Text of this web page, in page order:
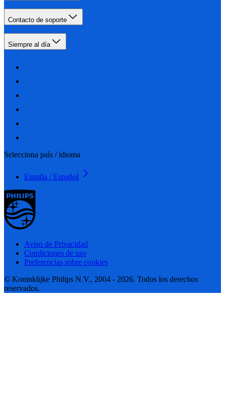
Contacto de soporte
Siempre al día
Selecciona país / idioma
España / Español
Aviso de Privacidad
Condiciones de uso
Preferencias sobre cookies
© Koninklijke Philips N.V., 2004 - 2026. Todos los derechos
reservados.